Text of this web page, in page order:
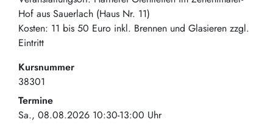
Hof aus Sauerlach (Haus Nr. 11)
Kosten: 11 bis 50 Euro inkl. Brennen und Glasieren zzgl.
Eintritt
Kursnummer
38301
Termine
Sa., 08.08.2026 10:30-13:00 Uhr